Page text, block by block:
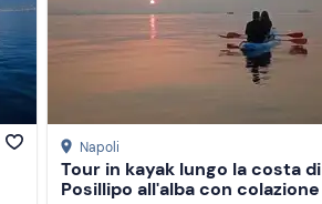
Napoli
Tour in kayak lungo la costa di
Posillipo all'alba con colazione